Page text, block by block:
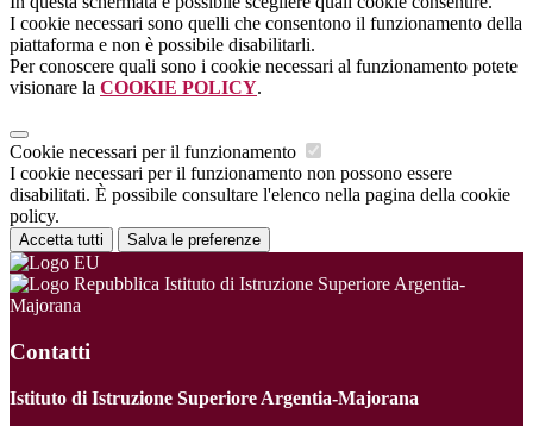
I cookie necessari sono quelli che consentono il funzionamento della
piattaforma e non è possibile disabilitarli.
Per conoscere quali sono i cookie necessari al funzionamento potete
visionare la COOKIE POLICY.
Cookie necessari per il funzionamento
I cookie necessari per il funzionamento non possono essere
disabilitati. È possibile consultare l'elenco nella pagina della cookie
policy.
Accetta tutti Salva le preferenze
Istituto di Istruzione Superiore Argentia-
Majorana
Contatti
Istituto di Istruzione Superiore Argentia-Majorana